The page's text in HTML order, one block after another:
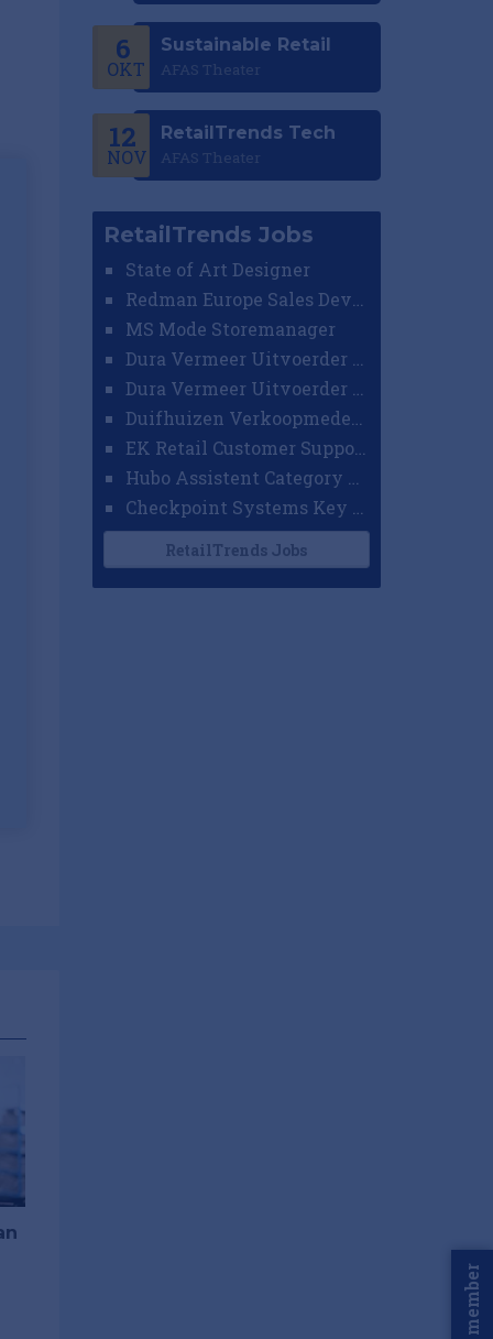
6
OKT
Sustainable Retail
AFAS Theater
12
NOV
RetailTrends Tech
AFAS Theater
RetailTrends Jobs
State of Art Designer
MS Mode Storemanager
EK Retail Customer Support Omnichannel
RetailTrends Jobs